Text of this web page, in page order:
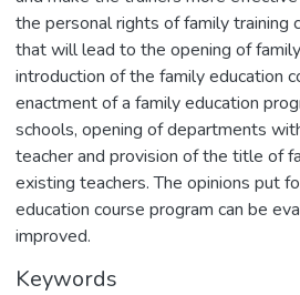
the personal rights of family
that will lead to the opening of
introduction of the family education
enactment of a family education
schools, opening of departments
teacher and provision of the title of
existing teachers. The opinions put
education course program can be
improved.
Keywords